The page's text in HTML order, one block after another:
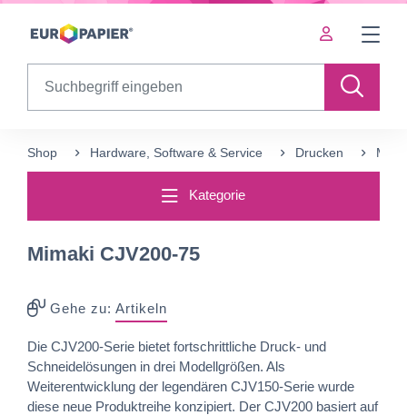
Table Of Content
Ergänzende Produkte
Shop Hardware, Software & Service Drucken
Kategorie
Mimaki CJV200-75
Gehe zu: Artikeln
Die CJV200-Serie bietet fortschrittliche Druck- und
Schneidelösungen in drei Modellgrößen. Als
Weiterentwicklung der legendären CJV150-Serie wurde
diese neue Produktreihe konzipiert. Der CJV200 basiert auf